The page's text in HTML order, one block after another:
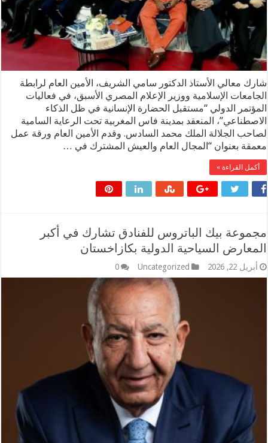
شارك معالي الأستاذ الدكتور سامي الشريف، الأمين العام لرابطة
الجامعات الإسلامية ووزير الإعلام المصري الأسبق، في فعاليات
المؤتمر الدولي “مستقبل الحضارة الإنسانية في ظل الذكاء
الاصطناعي”، المنعقد بمدينة فاس المغربية تحت الرعاية السامية
لصاحب الجلالة الملك محمد السادس. وقدم الأمين العام ورقة عمل
معمقة بعنوان “المجال العام والعيش المشترك في …
أكمل القراءة »
مجموعة بيك الباتروس للفنادق تشارك في أكبر
المعارض السياحية الدولية بكازاخستان
أبريل 22, 2026 Uncategorized
0